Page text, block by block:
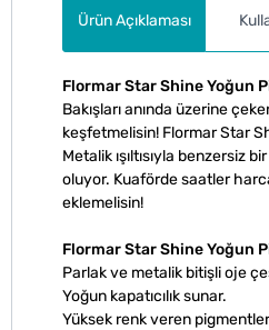
Ürün Açıklaması
Flormar Star Shine Yoğun
Bakışları anında üzerine
keşfetmelisin! Flormar Star
Metalik ışıltısıyla benzersiz
oluyor. Kuaförde saatler
eklemelisin!
Flormar Star Shine Yoğun
Parlak ve metalik bitişli oje
Yoğun kapatıcılık sunar.
Yüksek renk veren